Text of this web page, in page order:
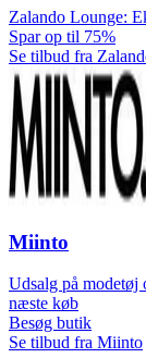
Zalando Lounge:
Spar op til 75%
Se tilbud fra
Miinto
Udsalg på modetøj
næste køb
Besøg butik
Se tilbud fra Miinto